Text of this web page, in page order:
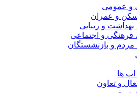
و عمومی
و عمران
و زیبایی
فرهنگی و اجتماعی
و بازنشستگان
اپ ها
و تعاون